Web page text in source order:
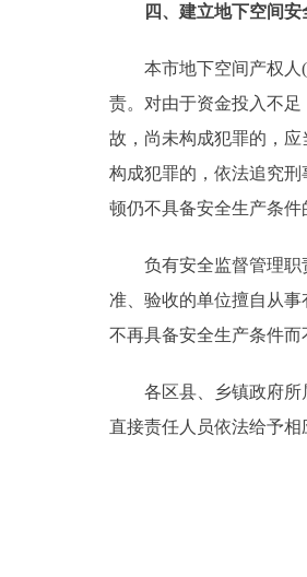
四、建立地下空间安
本市地下空间产权人(
责。对由于资金投入不
故，尚未构成犯罪的，
构成犯罪的，依法追究
顿仍不具备安全生产条
负有安全监督管理职责
准、验收的单位擅自从
不再具备安全生产条件
各区县、乡镇政府所属
直接责任人员依法给予